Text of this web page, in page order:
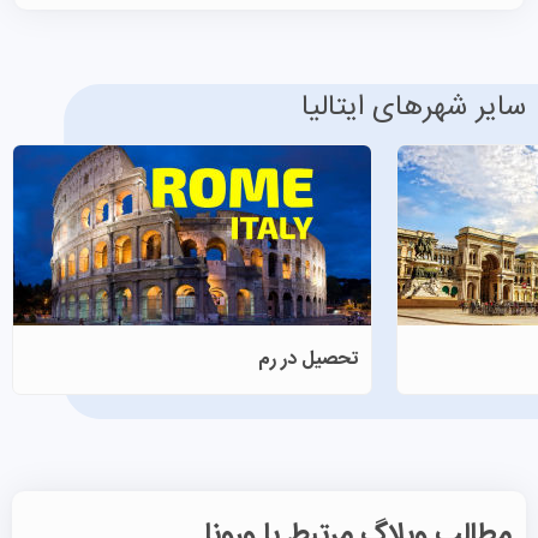
پرونده‌های تحصیلی ایتالیا، مشاوره‌ی دقیق و شخصی‌سازی‌شده
برای متقاضیان ارائه می‌دهد تا مسیر تحصیلی‌تان در ورونا با
اطمینان و موفقیت آغاز شود.
تحصیل در ورونا
شهر ورونا نه تنها مقصدی تاریخی و هنری است، بلکه از نظر
آموزشی نیز یکی از متنوع‌ترین و پویاترین فضاهای دانشگاهی
ایتالیا را در خود جای داده است. ساختار آموزشی
شامل دانشگاه جامع، آکادمی هنرهای زیبا و کنسرواتوار موسیقی
برای تبادل اندیشه میان علوم، هنر و علوم انسانی فراهم
سایر شهرهای ایتالیا
تحصیل در رم